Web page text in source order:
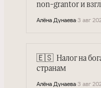
non-grantor и
Алёна Дунаева·3 авг
🇪🇸 Налог на
странам
Алёна Дунаева·3 авг